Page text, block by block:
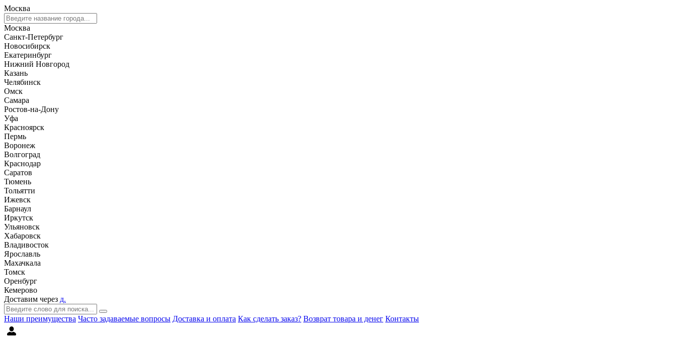
Москва
Москва
Санкт-Петербург
Новосибирск
Екатеринбург
Нижний Новгород
Казань
Челябинск
Омск
Самара
Ростов-на-Дону
Уфа
Красноярск
Пермь
Воронеж
Волгоград
Краснодар
Саратов
Тюмень
Тольятти
Ижевск
Барнаул
Иркутск
Ульяновск
Хабаровск
Владивосток
Ярославль
Махачкала
Томск
Оренбург
Кемерово
Доставим через д.
Наши преимущества Часто задаваемые вопросы Доставка и оплата Как сделать заказ? Возврат товара и денег Контакты